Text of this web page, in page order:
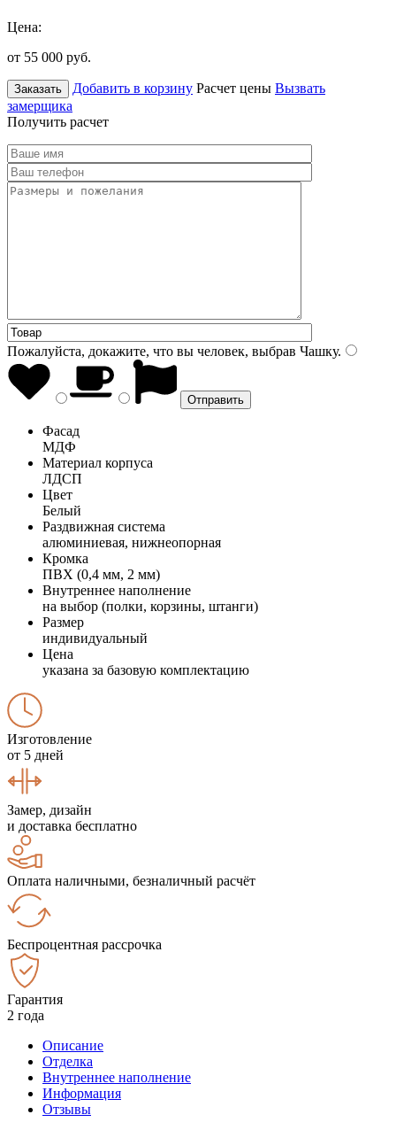
Цена:
от 55 000 руб.
Заказать Добавить в корзину Расчет цены Вызвать
замерщика
Получить расчет
Пожалуйста, докажите, что вы человек, выбрав Чашку.
Фасад
МДФ
Материал корпуса
ЛДСП
Цвет
Белый
Раздвижная система
алюминиевая, нижнеопорная
Кромка
ПВХ (0,4 мм, 2 мм)
Внутреннее наполнение
на выбор (полки, корзины, штанги)
Размер
индивидуальный
Цена
указана за базовую комплектацию
Изготовление
от 5 дней
Замер, дизайн
и доставка бесплатно
Оплата наличными, безналичный расчёт
Беспроцентная рассрочка
Гарантия
2 года
Описание
Отделка
Внутреннее наполнение
Информация
Отзывы